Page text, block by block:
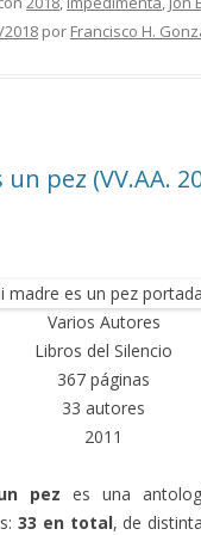
por Francisco H.
pez (VV.AA.
Varios Autores
Libros del Silencio
367 páginas
33 autores
2011
pez es una
33 en total, de